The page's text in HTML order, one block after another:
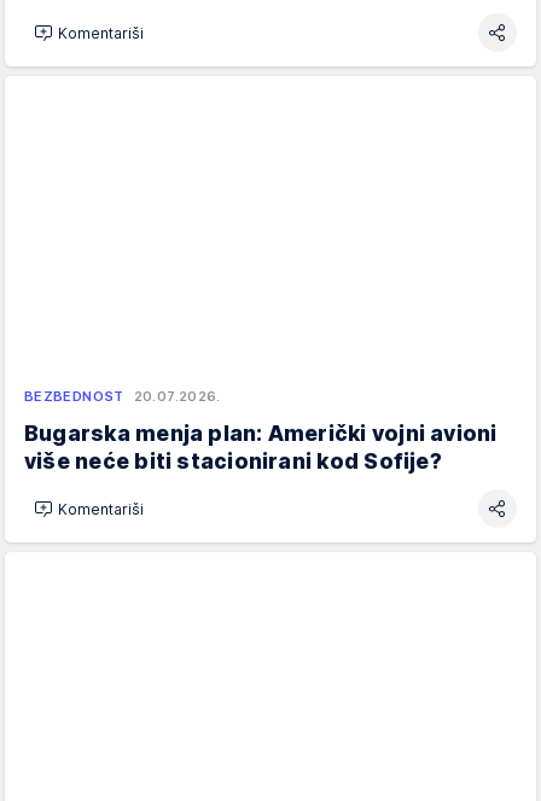
Komentariši
BEZBEDNOST 20.07.2026.
Bugarska menja plan: Američki vojni avioni
više neće biti stacionirani kod Sofije?
Komentariši